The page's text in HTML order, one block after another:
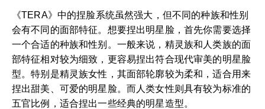
《TERA》中的捏脸系统虽然强大，但不同的种族和性别
会有不同的面部特征。想要捏出明星脸，首先你需要选择
一个合适的种族和性别。一般来说，精灵族和人类族的面
部特征相对较为细致，更容易捏出符合现代审美的明星脸
型。特别是精灵族女性，其面部轮廓较为柔和，适合用来
捏出甜美、可爱的明星脸。而人类女性则具有较为标准的
五官比例，适合捏出一些经典的明星造型。